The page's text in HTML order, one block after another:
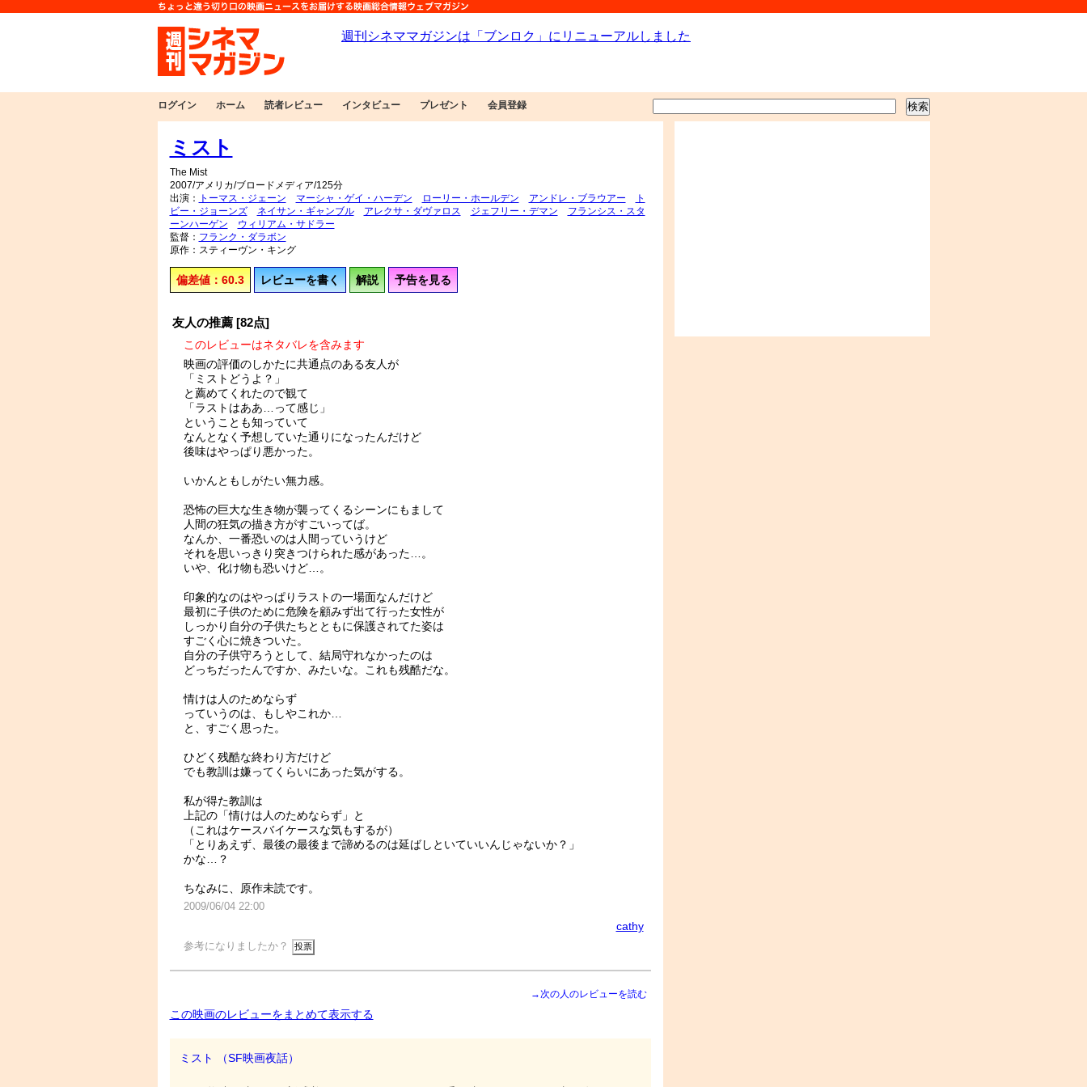
ログイン ホーム 読者レビュー インタビュー プレゼント 会員登録
ミスト
The Mist
2007/アメリカ/ブロードメディア/125分
出演：
トーマス・ジェーン マーシャ・ゲイ・ハーデン ローリー・ホールデン アンドレ・ブラウアー
ト
ビー・ジョーンズ
ネイサン・ギャンブル アレクサ・ダヴァロス ジェフリー・デマン
フランシス・スタ
ーンハーゲン
ウィリアム・サドラー
監督： フランク・ダラボン
原作：スティーヴン・キング
偏差値：60.3 レビューを書く 解説 予告を見る
友人の推薦 [82点]
このレビューはネタバレを含みます
映画の評価のしかたに共通点のある友人が
「ミストどうよ？」
と薦めてくれたので観て
「ラストはああ…って感じ」
ということも知っていて
なんとなく予想していた通りになったんだけど
後味はやっぱり悪かった。
いかんともしがたい無力感。
恐怖の巨大な生き物が襲ってくるシーンにもまして
人間の狂気の描き方がすごいってば。
なんか、一番恐いのは人間っていうけど
それを思いっきり突きつけられた感があった…。
いや、化け物も恐いけど…。
印象的なのはやっぱりラストの一場面なんだけど
最初に子供のために危険を顧みず出て行った女性が
しっかり自分の子供たちとともに保護されてた姿は
すごく心に焼きついた。
自分の子供守ろうとして、結局守れなかったのは
どっちだったんですか、みたいな。これも残酷だな。
情けは人のためならず
っていうのは、もしやこれか…
と、すごく思った。
ひどく残酷な終わり方だけど
でも教訓は嫌ってくらいにあった気がする。
私が得た教訓は
上記の「情けは人のためならず」と
（これはケースバイケースな気もするが）
「とりあえず、最後の最後まで諦めるのは延ばしといていいんじゃないか？」
かな…？
ちなみに、原作未読です。
2009/06/04 22:00
cathy
参考になりましたか？
→次の人のレビューを読む
この映画のレビューをまとめて表示する
ミスト （SF映画夜話）